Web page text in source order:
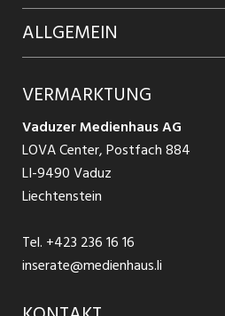
Firmen entdecken
Jobs in Graubünden
Jobs in St. Gallen
Jobs in Glarus
Jobs in der Südostschweiz
Temporär Jobs
Teilzeit Jobs
Inserieren
Produkte
Schnittstelle
Glossar
Ratgeber Bewerbung / Rekrutierung
ALLGEMEIN
AGB
Datenschutzbestimmungen
Nutzungsbedingungen
Impressum
VERMARKTUNG
Vaduzer Medienhaus AG
LOVA Center, Postfach 884
LI-9490 Vaduz
Liechtenstein
Tel. +423 236 16 16
inserate@medienhaus.li